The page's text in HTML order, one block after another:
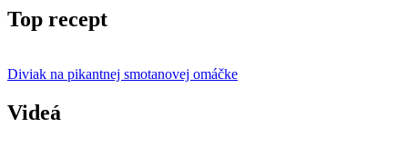
Top recept
Diviak na pikantnej smotanovej omáčke
Videá